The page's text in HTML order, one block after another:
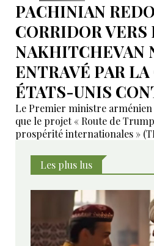
PACHINIAN
CORRIDOR VERS
NAKHITCHEVAN
ENTRAVÉ PAR LA
ÉTATS-UNIS
Le Premier ministre
que le projet « Route de
prospérité internationales »
l’instabilité régionale pourrait
œuvre.
Les plus lus